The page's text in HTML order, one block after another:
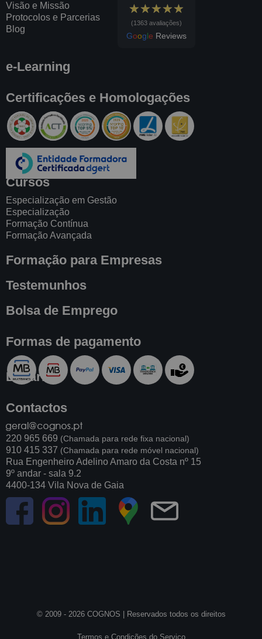
Visão e Missão
Protocolos e Parcerias
Blog
★★★★★
★★★★★
(1363 avaliações)
Goog e Reviews
e-Learning
Certificações e Homologações
Cursos
Especialização em Gestão
Especialização
Formação Contínua
Formação Avançada
Formação para Empresas
Testemunhos
Bolsa de Emprego
Formas de pagamento
Livraria
Contactos
220 965 669 (Chamada para rede fixa nacional)
910 415 337 (Chamada para rede móvel nacional)
Rua Engenheiro Adelino Amaro da Costa nº 15
9º andar - sala 9.2
4400-134 Vila Nova de Gaia
© 2009 - 2026 COGNOS | Reservados todos os direitos
Termos e Condições do Serviço